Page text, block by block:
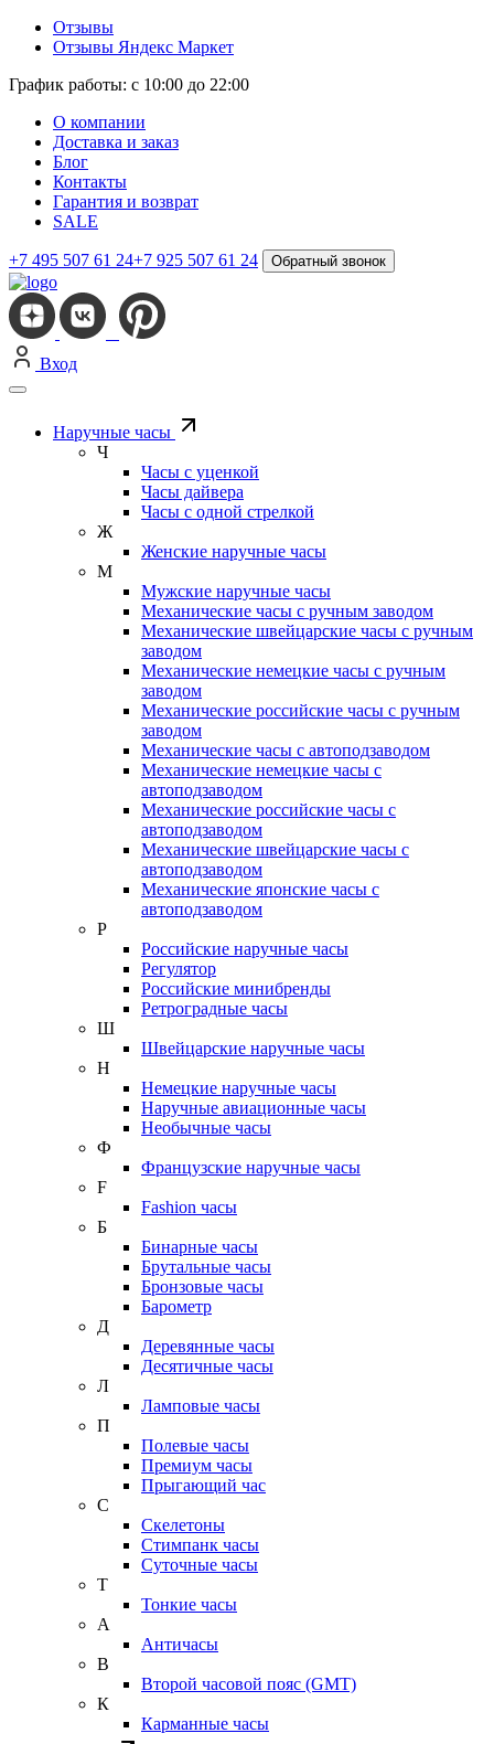
Отзывы
Отзывы Яндекс Маркет
График работы: с 10:00 до 22:00
О компании
Доставка и заказ
Блог
Контакты
Гарантия и возврат
SALE
+7 495 507 61 24+7 925 507 61 24 Обратный звонок
Вход
Наручные часы
Ч
Часы с уценкой
Часы дайвера
Часы с одной стрелкой
Ж
Женские наручные часы
М
Мужские наручные часы
Механические часы с ручным заводом
Механические швейцарские часы с ручным
заводом
Механические немецкие часы с ручным
заводом
Механические российские часы с ручным
заводом
Механические часы с автоподзаводом
Механические немецкие часы с
автоподзаводом
Механические российские часы с
автоподзаводом
Механические швейцарские часы с
автоподзаводом
Механические японские часы с
автоподзаводом
Р
Российские наручные часы
Регулятор
Российские минибренды
Ретроградные часы
Ш
Швейцарские наручные часы
Н
Немецкие наручные часы
Наручные авиационные часы
Необычные часы
Ф
Французские наручные часы
F
Fashion часы
Б
Бинарные часы
Брутальные часы
Бронзовые часы
Барометр
Д
Деревянные часы
Десятичные часы
Л
Ламповые часы
П
Полевые часы
Премиум часы
Прыгающий час
С
Скелетоны
Стимпанк часы
Суточные часы
Т
Тонкие часы
А
Античасы
В
Второй часовой пояс (GMT)
К
Карманные часы